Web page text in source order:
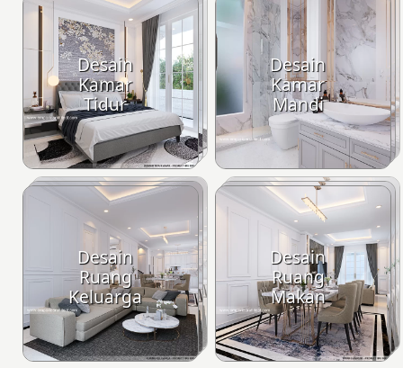
Desain
Kamar
Tidur
Desain
Kamar
Mandi
Desain
Ruang
Keluarga
Desain
Ruang
Makan